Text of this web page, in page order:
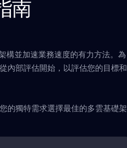
南
構並加速業務速度的有力方法。為
內部評估開始，以評估您的目標和
的獨特需求選擇最佳的多雲基礎架